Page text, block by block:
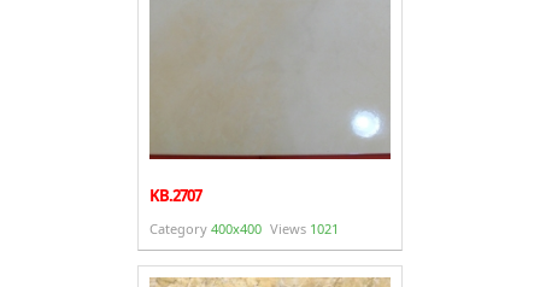
KB.2707
Category 400x400 Views 1021